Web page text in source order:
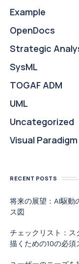
Example
OpenDocs
Strategic
SysML
TOGAF ADM
UML
Uncategorized
Visual Paradigm
RECENT POSTS
将来の展望：AI駆動
ス図
チェックリスト：
描くための10の必須